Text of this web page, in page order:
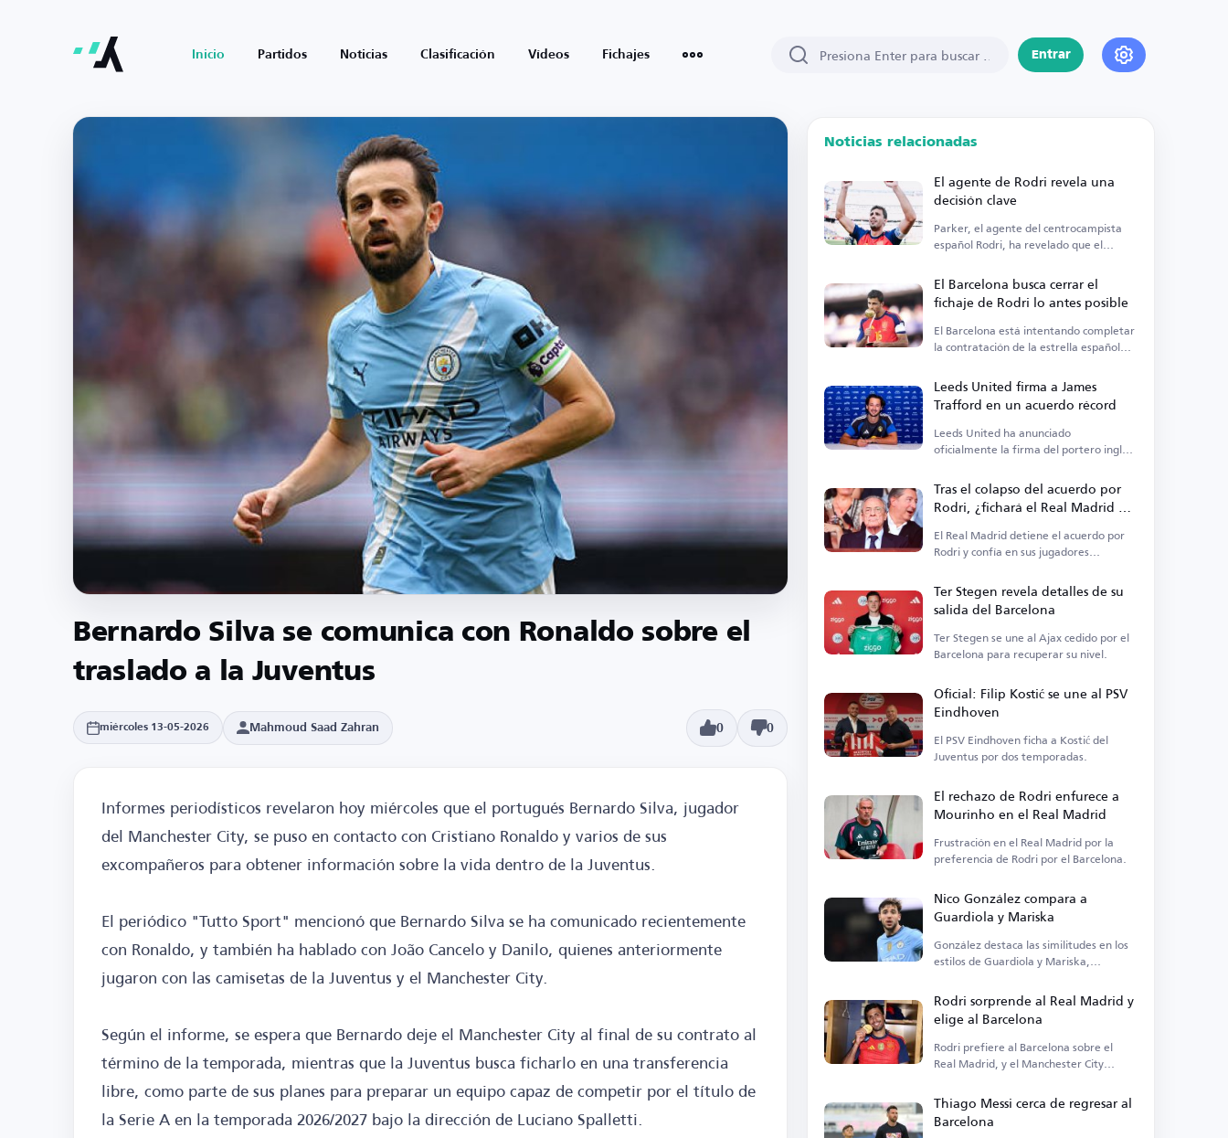
Inicio Partidos Noticias Clasificación Vídeos Fichajes Entrar
Bernardo Silva se comunica con Ronaldo sobre el
traslado a la Juventus
miércoles 13-05-2026 Mahmoud Saad Zahran 0 0
Informes periodísticos revelaron hoy miércoles que el portugués Bernardo Silva, jugador
del Manchester City, se puso en contacto con Cristiano Ronaldo y varios de sus
excompañeros para obtener información sobre la vida dentro de la Juventus.
El periódico "Tutto Sport" mencionó que Bernardo Silva se ha comunicado recientemente
con Ronaldo, y también ha hablado con João Cancelo y Danilo, quienes anteriormente
jugaron con las camisetas de la Juventus y el Manchester City.
Según el informe, se espera que Bernardo deje el Manchester City al final de su contrato al
término de la temporada, mientras que la Juventus busca ficharlo en una transferencia
libre, como parte de sus planes para preparar un equipo capaz de competir por el título de
la Serie A en la temporada 2026/2027 bajo la dirección de Luciano Spalletti.
Noticias relacionadas
El agente de Rodri revela una
decisión clave
Parker, el agente del centrocampista
español Rodri, ha revelado que el
El Barcelona busca cerrar el
fichaje de Rodri lo antes posible
El Barcelona está intentando completar
la contratación de la estrella española
Leeds United firma a James
Trafford en un acuerdo récord
Leeds United ha anunciado
oficialmente la firma del portero inglés
Tras el colapso del acuerdo por
Rodri, ¿fichará el Real Madrid a
un centrocampista?
El Real Madrid detiene el acuerdo por
Rodri y confía en sus jugadores
Ter Stegen revela detalles de su
salida del Barcelona
Ter Stegen se une al Ajax cedido por el
Barcelona para recuperar su nivel.
Oficial: Filip Kostić se une al PSV
Eindhoven
El PSV Eindhoven ficha a Kostić del
Juventus por dos temporadas.
El rechazo de Rodri enfurece a
Mourinho en el Real Madrid
Frustración en el Real Madrid por la
preferencia de Rodri por el Barcelona.
Nico González compara a
Guardiola y Mariska
González destaca las similitudes en los
estilos de Guardiola y Mariska,
Rodri sorprende al Real Madrid y
elige al Barcelona
Rodri prefiere al Barcelona sobre el
Real Madrid, y el Manchester City
Thiago Messi cerca de regresar al
Barcelona